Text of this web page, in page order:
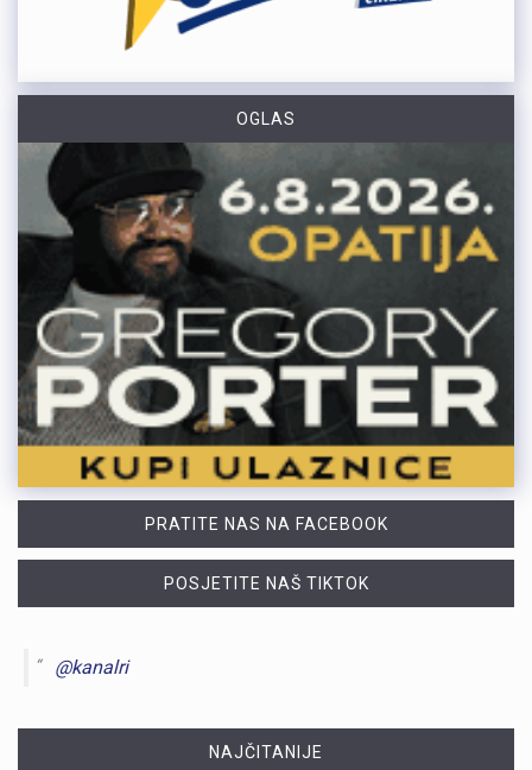
OGLAS
PRATITE NAS NA FACEBOOK
POSJETITE NAŠ TIKTOK
@kanalri
NAJČITANIJE